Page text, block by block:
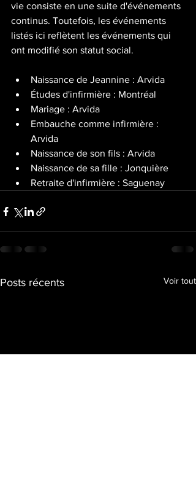
vie consiste en une suite d'événements
continus. Toutefois, les événements
listés ici reflètent les événements qui
ont modifié son statut social.
Naissance de Jeannine : Arvida
Études d'infirmière : Montréal
Mariage : Arvida
Embauche comme infirmière :
Arvida
Naissance de son fils : Arvida
Naissance de sa fille : Jonquière
Retraite d'infirmière : Saguenay
Posts récents Voir tout